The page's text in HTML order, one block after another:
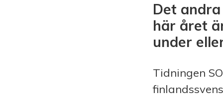
Det
här året
under
Tidningen